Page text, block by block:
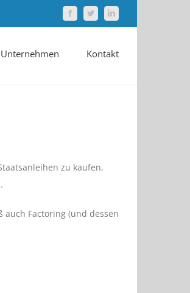
FacebookTwitterLinkedIn
Unternehmen Kontakt
zu kaufen,
Factoring (und dessen